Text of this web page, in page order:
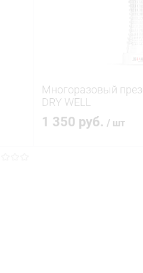
Многоразовый
DRY WELL
1 350 руб. / шт